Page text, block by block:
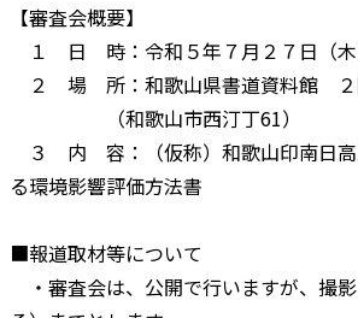
【審査会概要】
１ 日 時：令和５年７月２７日（木
２ 場 所：和歌山県書道資料館
（和歌山市西汀丁61）
３ 内 容：（仮称）和歌山印南日高
る環境影響評価方法書
■報道取材等について
・審査会は、公開で行いますが、撮